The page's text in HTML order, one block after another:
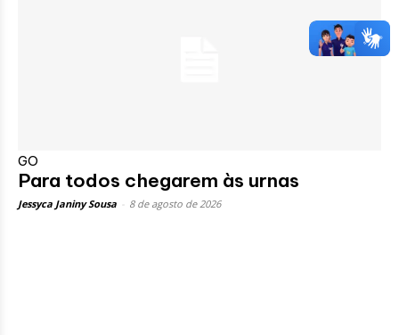
GO
Para todos chegarem às urnas
Jessyca Janiny Sousa 8 de agosto de 2026